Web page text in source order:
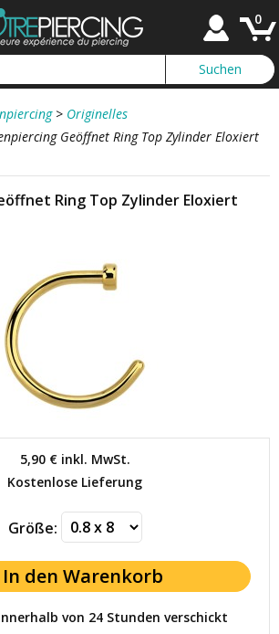
0
> Originelles
Geöffnet Ring Top Zylinder Eloxiert
Ring Top Zylinder Eloxiert
5,90 €inkl. MwSt.
Kostenlose Lieferung
Größe:
von 24 Stunden verschickt